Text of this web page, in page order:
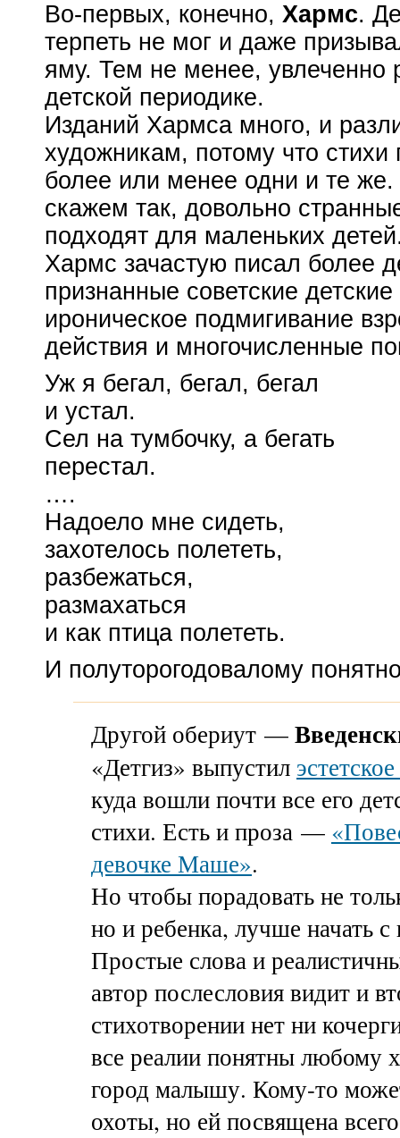
Во-первых, конечно, Хармс.
терпеть не мог и даже
яму. Тем не менее, увлеченно
детской периодике.
Изданий Хармса много, и
художникам, потому что стихи
более или менее одни и те
скажем так, довольно
подходят для маленьких
Хармс зачастую писал более
признанные советские
ироническое подмигивание
действия и многочисленные
Уж я бегал, бегал, бегал
и устал.
Сел на тумбочку, а бегать
перестал.
….
Надоело мне сидеть,
захотелось полететь,
разбежаться,
размахаться
и как птица полететь.
И полуторогодовалому
Другой обериут —
«Детгиз» выпустил
куда вошли почти все его
стихи. Есть и проза —
девочке Маше».
Но чтобы порадовать не
но и ребенка, лучше начать
Простые слова и
автор послесловия видит и
стихотворении нет ни
все реалии понятны любому
город малышу. Кому-то
охоты, но ей посвящена